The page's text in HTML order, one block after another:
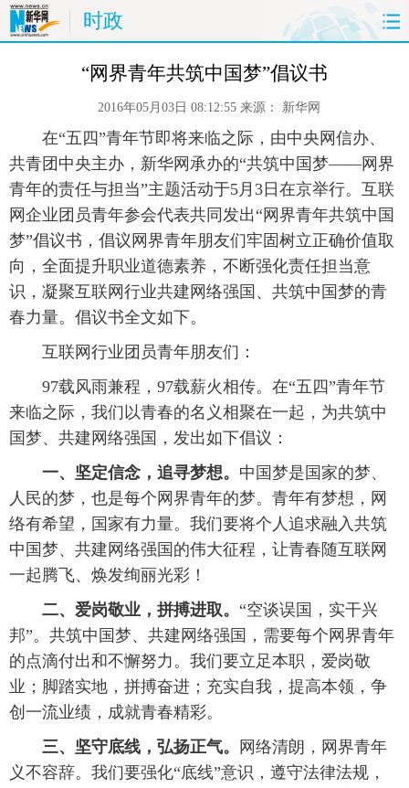
时政
时政 国际
体育 人事
时尚 思客 地方 法治
港澳 台湾 华人 汽车
科技 能源 房产 公司
图片 视频 彩票 食品
旅游 健康 信息化
金融 公益 军事 无人机
富媒体 摄影 新华广播
新华电视中文 新华电视英文 返回PC
“网界青年共筑中国梦”倡议书
2016年05月03日 08:12:55 来源： 新华网
在“五四”青年节即将来临之际，由中央网信办、
共青团中央主办，新华网承办的“共筑中国梦——网界
青年的责任与担当”主题活动于5月3日在京举行。互联
网企业团员青年参会代表共同发出“网界青年共筑中国
梦”倡议书，倡议网界青年朋友们牢固树立正确价值取
向，全面提升职业道德素养，不断强化责任担当意
识，凝聚互联网行业共建网络强国、共筑中国梦的青
春力量。倡议书全文如下。
互联网行业团员青年朋友们：
97载风雨兼程，97载薪火相传。在“五四”青年节
来临之际，我们以青春的名义相聚在一起，为共筑中
国梦、共建网络强国，发出如下倡议：
一、坚定信念，追寻梦想。 中国梦是国家的梦、
人民的梦，也是每个网界青年的梦。青年有梦想，网
络有希望，国家有力量。我们要将个人追求融入共筑
中国梦、共建网络强国的伟大征程，让青春随互联网
一起腾飞、焕发绚丽光彩！
二、爱岗敬业，拼搏进取。 “空谈误国，实干兴
邦”。共筑中国梦、共建网络强国，需要每个网界青年
的点滴付出和不懈努力。我们要立足本职，爱岗敬
业；脚踏实地，拼搏奋进；充实自我，提高本领，争
创一流业绩，成就青春精彩。
三、坚守底线，弘扬正气。
网络清朗，网界青年
义不容辞。我们要强化“底线”意识，遵守法律法规，